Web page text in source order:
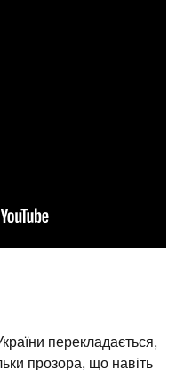
перекладається,
прозора, що навіть
наслідків
глибиною 58